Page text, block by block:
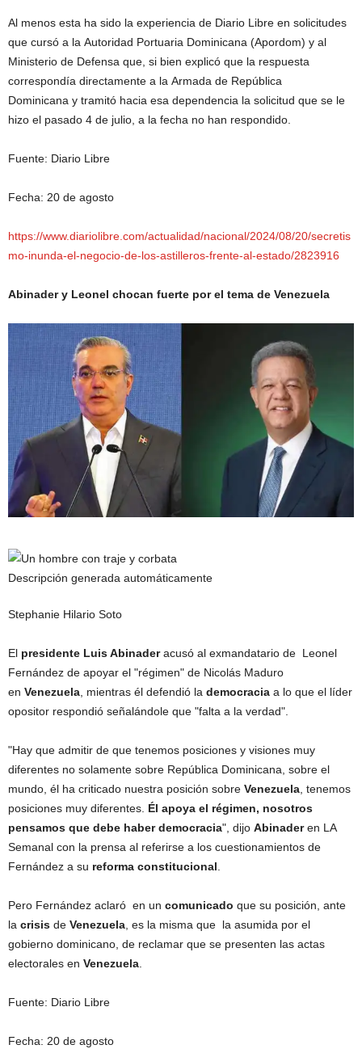
Al menos esta ha sido la experiencia de Diario Libre en solicitudes
que cursó a la Autoridad Portuaria Dominicana (Apordom) y al
Ministerio de Defensa que, si bien explicó que la respuesta
correspondía directamente a la Armada de República
Dominicana y tramitó hacia esa dependencia la solicitud que se le
hizo el pasado 4 de julio, a la fecha no han respondido.
Fuente: Diario Libre
Fecha: 20 de agosto
https://www.diariolibre.com/actualidad/nacional/2024/08/20/secretis
mo-inunda-el-negocio-de-los-astilleros-frente-al-estado/2823916
Abinader y Leonel chocan fuerte por el tema de Venezuela
Stephanie Hilario Soto
El presidente Luis Abinaderacusó al exmandatario de Leonel
Fernández de apoyar el "régimen" de Nicolás Maduro
en Venezuela, mientras él defendió la democracia a lo que el líder
opositor respondió señalándole que "falta a la verdad".
"Hay que admitir de que tenemos posiciones y visiones muy
diferentes no solamente sobre República Dominicana, sobre el
mundo, él ha criticado nuestra posición sobre Venezuela, tenemos
posiciones muy diferentes. Él apoya el régimen, nosotros
pensamos que debe haber democracia", dijo Abinaderen LA
Semanal con la prensa al referirse a los cuestionamientos de
Fernández a su reforma constitucional.
Pero Fernández aclaró en un comunicado que su posición, ante
la crisis de Venezuela, es la misma que la asumida por el
gobierno dominicano, de reclamar que se presenten las actas
electorales en Venezuela.
Fuente: Diario Libre
Fecha: 20 de agosto